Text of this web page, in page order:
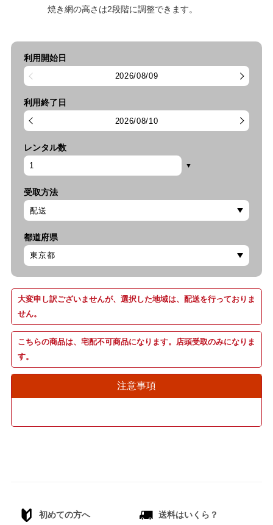
焼き網の高さは2段階に調整できます。
利用開始日
2026/08/09
利用終了日
2026/08/10
レンタル数
受取方法
都道府県
大変申し訳ございませんが、選択した地域は、配送を行っておりま
せん。
こちらの商品は、宅配不可商品になります。店頭受取のみになりま
す。
注意事項
初めての方へ 送料はいくら？